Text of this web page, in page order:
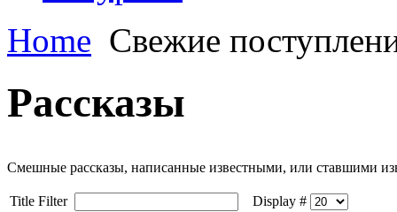
Home Свежие
Рассказы
Смешные рассказы, написанные известными, или ставшими
Title Filter
Display #